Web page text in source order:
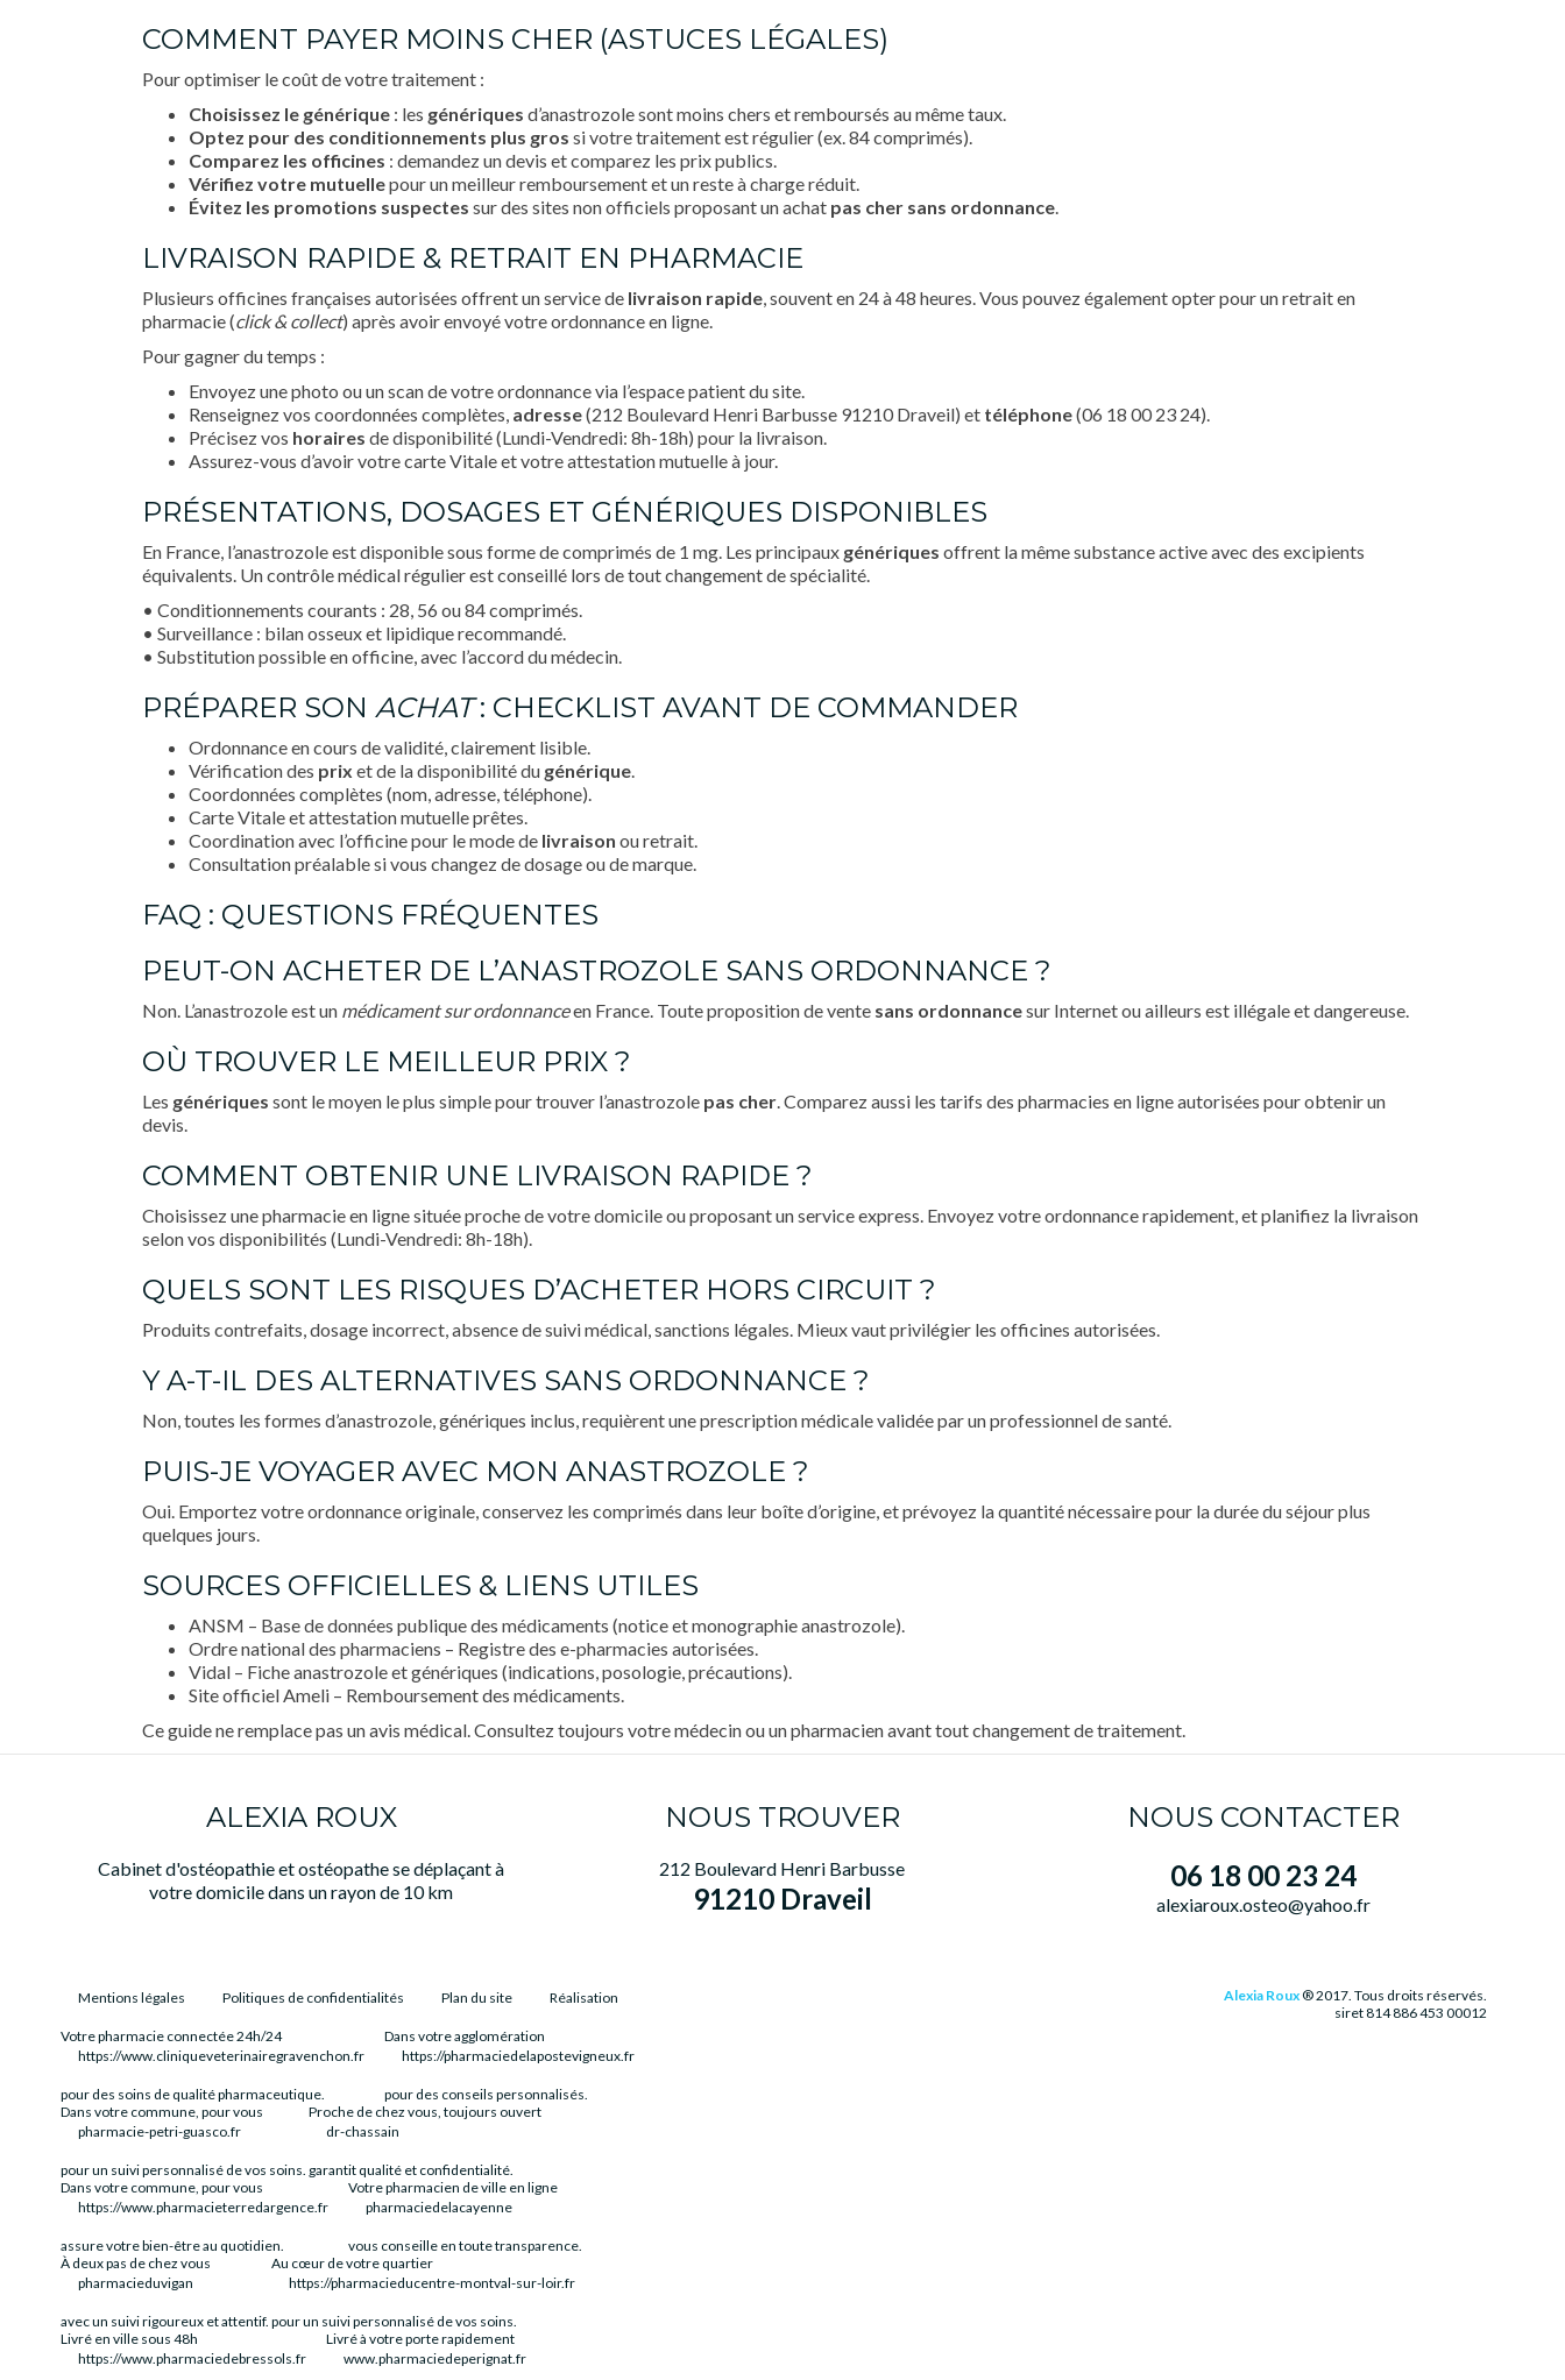
COMMENT PAYER MOINS CHER (ASTUCES LÉGALES)
Pour optimiser le coût de votre traitement :
Choisissez le générique : les génériques d’anastrozole sont moins chers et remboursés au même taux.
Optez pour des conditionnements plus gros si votre traitement est régulier (ex. 84 comprimés).
Comparez les officines : demandez un devis et comparez les prix publics.
Vérifiez votre mutuellepour un meilleur remboursement et un reste à charge réduit.
Évitez les promotions suspectes sur des sites non officiels proposant un achat pas cher sans ordonnance.
LIVRAISON RAPIDE & RETRAIT EN PHARMACIE
Plusieurs officines françaises autorisées offrent un service de livraison rapide, souvent en 24 à 48 heures. Vous pouvez également opter pour un retrait en
pharmacie (click & collect) après avoir envoyé votre ordonnance en ligne.
Pour gagner du temps :
Envoyez une photo ou un scan de votre ordonnance via l’espace patient du site.
Renseignez vos coordonnées complètes, adresse(212 Boulevard Henri Barbusse 91210 Draveil) et téléphone(06 18 00 23 24).
Précisez vos horaires de disponibilité (Lundi-Vendredi: 8h-18h) pour la livraison.
Assurez-vous d’avoir votre carte Vitale et votre attestation mutuelle à jour.
PRÉSENTATIONS, DOSAGES ET GÉNÉRIQUES DISPONIBLES
En France, l’anastrozole est disponible sous forme de comprimés de 1 mg. Les principaux génériques offrent la même substance active avec des excipients
équivalents. Un contrôle médical régulier est conseillé lors de tout changement de spécialité.
• Conditionnements courants : 28, 56 ou 84 comprimés.
• Surveillance : bilan osseux et lipidique recommandé.
• Substitution possible en officine, avec l’accord du médecin.
PRÉPARER SON ACHAT: CHECKLIST AVANT DE COMMANDER
Ordonnance en cours de validité, clairement lisible.
Vérification des prix et de la disponibilité du générique.
Coordonnées complètes (nom, adresse, téléphone).
Carte Vitale et attestation mutuelle prêtes.
Coordination avec l’officine pour le mode de livraison ou retrait.
Consultation préalable si vous changez de dosage ou de marque.
FAQ : QUESTIONS FRÉQUENTES
PEUT-ON ACHETER DE L’ANASTROZOLE SANS ORDONNANCE ?
Non. L’anastrozole est un médicament sur ordonnanceen France. Toute proposition de vente sans ordonnancesur Internet ou ailleurs est illégale et dangereuse.
OÙ TROUVER LE MEILLEUR PRIX ?
Les génériques sont le moyen le plus simple pour trouver l’anastrozole pas cher. Comparez aussi les tarifs des pharmacies en ligne autorisées pour obtenir un
devis.
COMMENT OBTENIR UNE LIVRAISON RAPIDE ?
Choisissez une pharmacie en ligne située proche de votre domicile ou proposant un service express. Envoyez votre ordonnance rapidement, et planifiez la livraison
selon vos disponibilités (Lundi-Vendredi: 8h-18h).
QUELS SONT LES RISQUES D’ACHETER HORS CIRCUIT ?
Produits contrefaits, dosage incorrect, absence de suivi médical, sanctions légales. Mieux vaut privilégier les officines autorisées.
Y A-T-IL DES ALTERNATIVES SANS ORDONNANCE ?
Non, toutes les formes d’anastrozole, génériques inclus, requièrent une prescription médicale validée par un professionnel de santé.
PUIS-JE VOYAGER AVEC MON ANASTROZOLE ?
Oui. Emportez votre ordonnance originale, conservez les comprimés dans leur boîte d’origine, et prévoyez la quantité nécessaire pour la durée du séjour plus
quelques jours.
SOURCES OFFICIELLES & LIENS UTILES
ANSM – Base de données publique des médicaments (notice et monographie anastrozole).
Ordre national des pharmaciens – Registre des e-pharmacies autorisées.
Vidal – Fiche anastrozole et génériques (indications, posologie, précautions).
Site officiel Ameli – Remboursement des médicaments.
Ce guide ne remplace pas un avis médical. Consultez toujours votre médecin ou un pharmacien avant tout changement de traitement.
ALEXIA ROUX
Cabinet d'ostéopathie et ostéopathe se déplaçant à
votre domicile dans un rayon de 10 km
NOUS TROUVER
212 Boulevard Henri Barbusse
91210 Draveil
NOUS CONTACTER
06 18 00 23 24
alexiaroux.osteo@yahoo.fr
Mentions légales Politiques de confidentialités Plan du site Réalisation
Votre pharmacie connectée 24h/24
https://www.cliniqueveterinairegravenchon.fr
pour des soins de qualité pharmaceutique.
Dans votre agglomération
https://pharmaciedelapostevigneux.fr
pour des conseils personnalisés.
Dans votre commune, pour vous
pharmacie-petri-guasco.fr
pour un suivi personnalisé de vos soins.
Proche de chez vous, toujours ouvert
dr-chassain
garantit qualité et confidentialité.
Dans votre commune, pour vous
https://www.pharmacieterredargence.fr
assure votre bien-être au quotidien.
Votre pharmacien de ville en ligne
pharmaciedelacayenne
vous conseille en toute transparence.
À deux pas de chez vous
pharmacieduvigan
avec un suivi rigoureux et attentif.
Au cœur de votre quartier
https://pharmacieducentre-montval-sur-loir.fr
pour un suivi personnalisé de vos soins.
Livré en ville sous 48h
https://www.pharmaciedebressols.fr
Livré à votre porte rapidement
www.pharmaciedeperignat.fr
Alexia Roux® 2017. Tous droits réservés.
siret 814 886 453 00012